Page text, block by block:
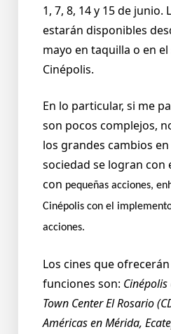
1, 7, 8, 14 y 15 de junio.
estarán disponibles
mayo en taquilla o en
Cinépolis.
En lo particular, si me
son pocos complejos,
los grandes cambios
sociedad se logran con
con pequeñas acciones,
Cinépolis con el
acciones.
Los cines que
funciones son:
Town Center El Rosario
Américas en Mérida,